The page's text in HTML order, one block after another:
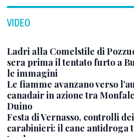
VIDEO
Ladri alla Comelstile di
sera prima il tentato furto a
le immagini
Le fiamme avanzano verso
canadair in azione tra
Duino
Festa di Vernasso, controlli dei
carabinieri: il cane antidroga